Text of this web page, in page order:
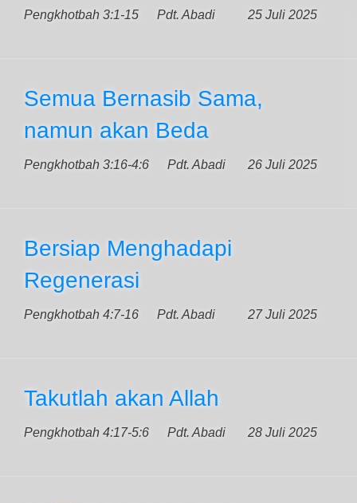
Pengkhotbah 3:1-15 25 Juli 2025
Pdt. Abadi
Semua Bernasib Sama,
namun akan Beda
Pengkhotbah 3:16-4:6 26 Juli 2025
Pdt. Abadi
Bersiap Menghadapi
Regenerasi
Pengkhotbah 4:7-16 27 Juli 2025
Pdt. Abadi
Takutlah akan Allah
Pengkhotbah 4:17-5:6 28 Juli 2025
Pdt. Abadi